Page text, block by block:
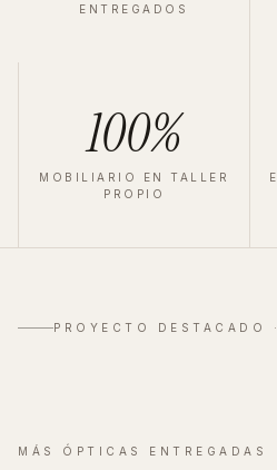
ENTREGADOS
100%
MOBILIARIO EN TALLER
PROPIO
PROYECTO DESTACADO
Zeiss
MÁS ÓPTICAS ENTREGADAS